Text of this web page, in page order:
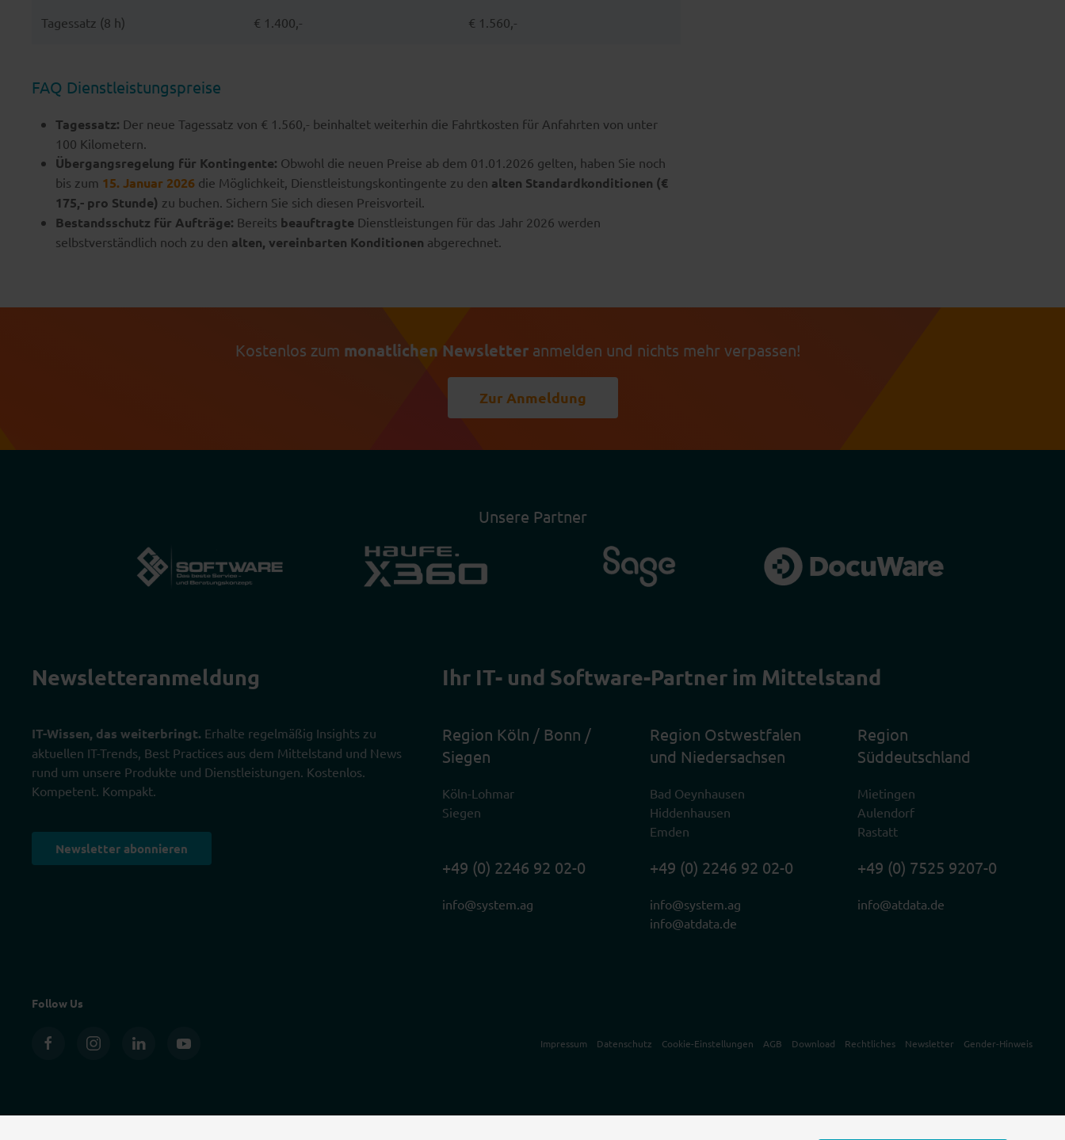
Tagessatz (8 h) € 1.400,- € 1.560,-
FAQ Dienstleistungspreise
Tagessatz: Der neue Tagessatz von € 1.560,- beinhaltet weiterhin die Fahrtkosten für Anfahrten von unter
100 Kilometern.
Übergangsregelung für Kontingente: Obwohl die neuen Preise ab dem 01.01.2026 gelten, haben Sie noch
bis zum 15. Januar 2026 die Möglichkeit, Dienstleistungskontingente zu den alten Standardkonditionen (€
175,- pro Stunde) zu buchen. Sichern Sie sich diesen Preisvorteil.
Bestandsschutz für Aufträge: Bereits beauftragte Dienstleistungen für das Jahr 2026 werden
selbstverständlich noch zu den alten, vereinbarten Konditionen abgerechnet.
Kostenlos zum monatlichen Newsletter anmelden und nichts mehr verpassen!
Zur Anmeldung
Unsere Partner
Newsletter­anmeldung
IT-Wissen, das weiterbringt. Erhalte regelmäßig Insights zu
aktuellen IT-Trends, Best Practices aus dem Mittelstand und News
rund um unsere Produkte und Dienstleistungen. Kostenlos.
Kompetent. Kompakt.
Newsletter abonnieren
Ihr IT- und Software-Partner im Mittelstand
Region Köln / Bonn /
Siegen
Köln-Lohmar
Siegen
+49 (0) 2246 92 02-0
info@system.ag
Region Ostwestfalen
und Niedersachsen
Bad Oeynhausen
Hiddenhausen
Emden
+49 (0) 2246 92 02-0
info@system.ag
info@atdata.de
Region
Süddeutschland
Mietingen
Aulendorf
Rastatt
+49 (0) 7525 9207-0
info@atdata.de
Follow Us
Impressum Datenschutz Cookie-Einstellungen AGB Download Rechtliches Newsletter Gender-Hinweis